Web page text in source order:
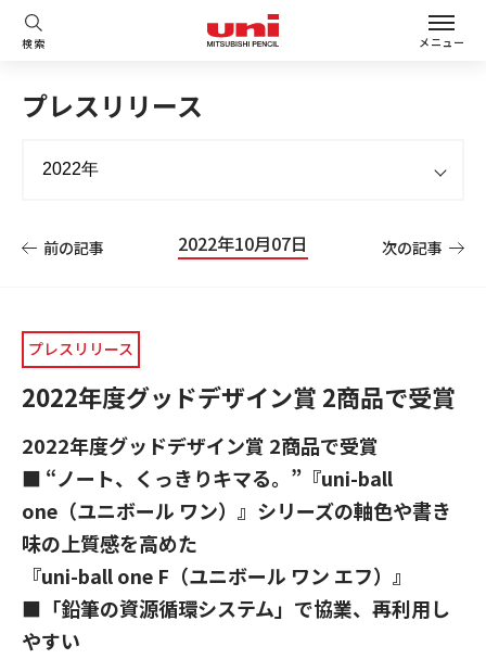
検索 メニュー
プレスリリース
前の記事 2022年10月07日 次の記事
プレスリリース
2022年度グッドデザイン賞 2商品で受賞
2022年度グッドデザイン賞 2商品で受賞
■ “ノート、くっきりキマる。”『uni-ball
one（ユニボール ワン）』シリーズの軸色や書き
味の上質感を高めた
『uni-ball one F（ユニボール ワン エフ）』
■「鉛筆の資源循環システム」で協業、再利用し
やすい